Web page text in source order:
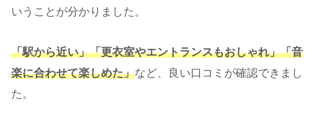
いうことが分かりました。
「駅から近い」「更衣室やエントランスもおしゃれ」「音
楽に合わせて楽しめた」など、良い口コミが確認できまし
た。